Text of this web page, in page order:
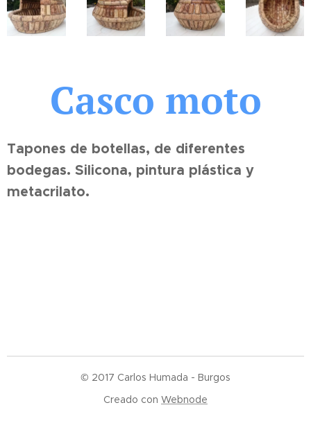
Casco moto
Tapones de botellas, de diferentes
bodegas. Silicona, pintura plástica y
metacrilato.
© 2017 Carlos Humada - Burgos
Creado con Webnode